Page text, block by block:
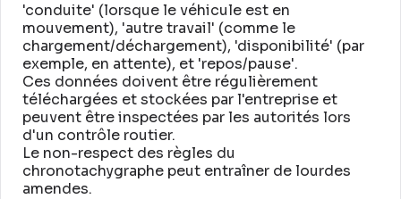
'conduite' (lorsque le véhicule est en
mouvement), 'autre travail' (comme le
chargement/déchargement), 'disponibilité' (par
exemple, en attente), et 'repos/pause'.
Ces données doivent être régulièrement
téléchargées et stockées par l'entreprise et
peuvent être inspectées par les autorités lors
d'un contrôle routier.
Le non-respect des règles du
chronotachygraphe peut entraîner de lourdes
amendes.